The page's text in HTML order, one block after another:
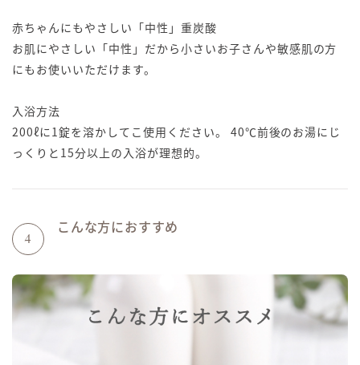
赤ちゃんにもやさしい「中性」重炭酸
お肌にやさしい「中性」だから小さいお子さんや敏感肌の方
にもお使いいただけます。
入浴方法
200ℓに1錠を溶かしてこ使用ください。 40℃前後のお湯にじ
っくりと15分以上の入浴が理想的。
4
こんな方におすすめ